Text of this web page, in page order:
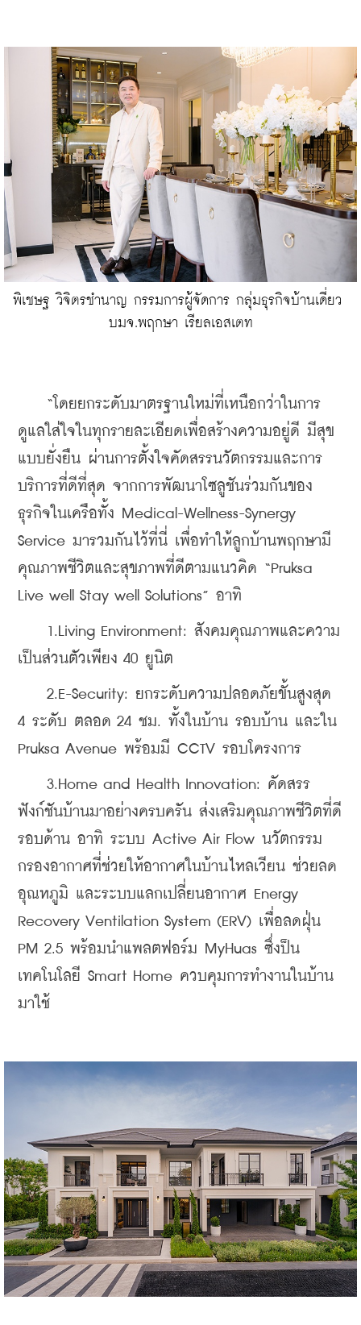
พิเชษฐ วิจิตรชำนาญ กรรมการผู้จัดการ กลุ่มธุรกิจบ้านเดี่ยว
บมจ.พฤกษา เรียลเอสเตท
“โดยยกระดับมาตรฐานใหม่ที่เหนือกว่าในการ
ดูแลใส่ใจในทุกรายละเอียดเพื่อสร้างความอยู่ดี มีสุข
แบบยั่งยืน ผ่านการตั้งใจคัดสรรนวัตกรรมและการ
บริการที่ดีที่สุด จากการพัฒนาโซลูชันร่วมกันของ
ธุรกิจในเครือทั้ง Medical-Wellness-Synergy
Service มารวมกันไว้ที่นี่ เพื่อทำให้ลูกบ้านพฤกษามี
คุณภาพชีวิตและสุขภาพที่ดีตามแนวคิด “Pruksa
Live well Stay well Solutions” อาทิ
1.Living Environment: สังคมคุณภาพและความ
เป็นส่วนตัวเพียง 40 ยูนิต
2.E-Security: ยกระดับความปลอดภัยขั้นสูงสุด
4 ระดับ ตลอด 24 ชม. ทั้งในบ้าน รอบบ้าน และใน
Pruksa Avenue พร้อมมี CCTV รอบโครงการ
3.Home and Health Innovation: คัดสรร
ฟังก์ชันบ้านมาอย่างครบครัน ส่งเสริมคุณภาพชีวิตที่ดี
รอบด้าน อาทิ ระบบ Active Air Flow นวัตกรรม
กรองอากาศที่ช่วยให้อากาศในบ้านไหลเวียน ช่วยลด
อุณหภูมิ และระบบแลกเปลี่ยนอากาศ Energy
Recovery Ventilation System (ERV) เพื่อลดฝุ่น
PM 2.5 พร้อมนำแพลตฟอร์ม MyHuas ซึ่งป็น
เทคโนโลยี Smart Home ควบคุมการทำงานในบ้าน
มาใช้